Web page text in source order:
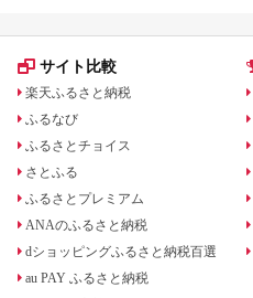
サイト比較
楽天ふるさと納税
ふるなび
ふるさとチョイス
さとふる
ふるさとプレミアム
ANAのふるさと納税
dショッピングふるさと納税百選
au PAY ふるさと納税